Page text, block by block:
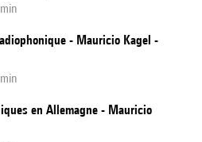
- Mauricio Kagel -
en Allemagne - Mauricio